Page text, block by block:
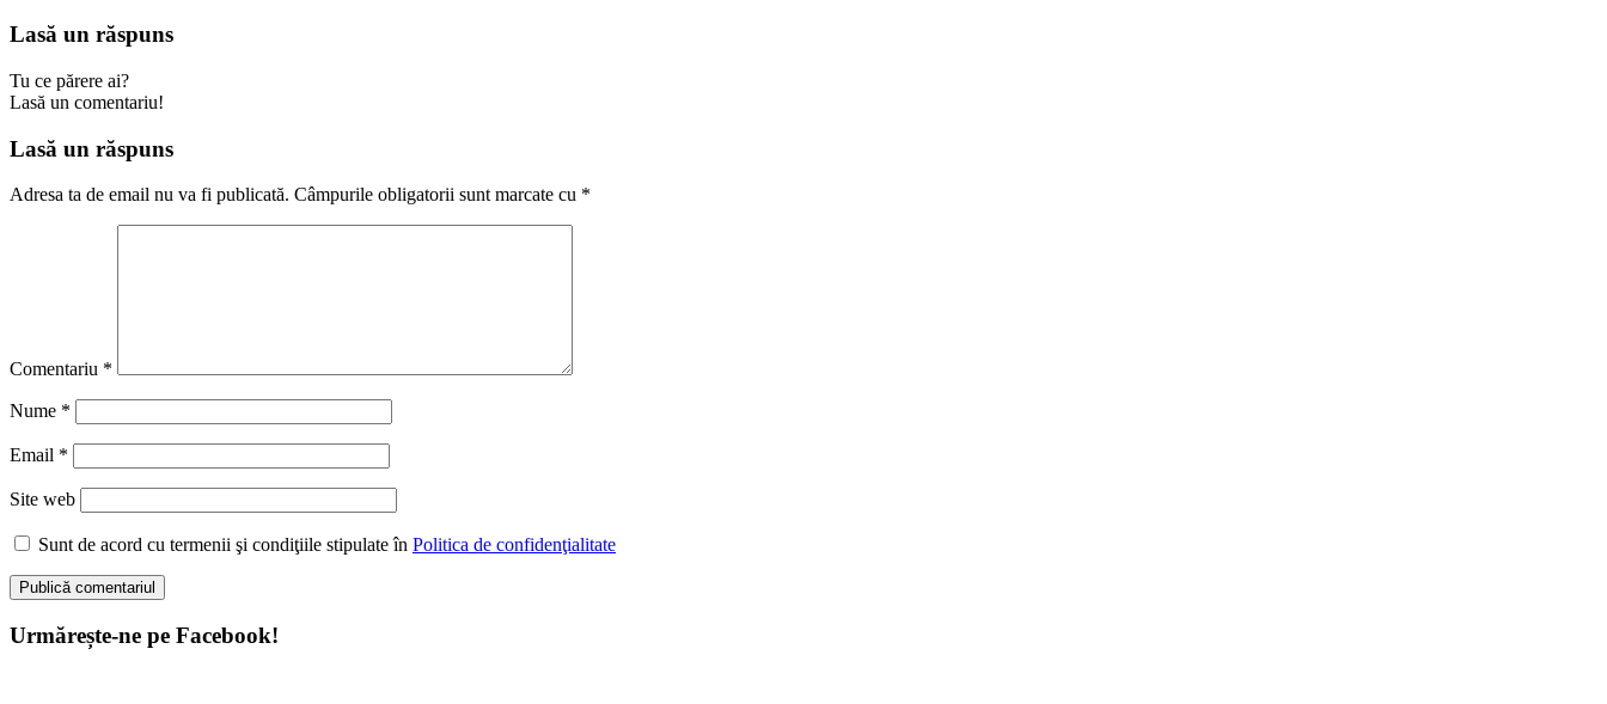
Lasă un răspuns
Tu ce părere ai?
Lasă un comentariu!
Lasă un răspuns
Adresa ta de email nu va fi publicată. Câmpurile obligatorii sunt marcate cu *
Comentariu *
Nume *
Email *
Site web
Sunt de acord cu termenii şi condiţiile stipulate în Politica de confidenţialitate
Urmărește-ne pe Facebook!